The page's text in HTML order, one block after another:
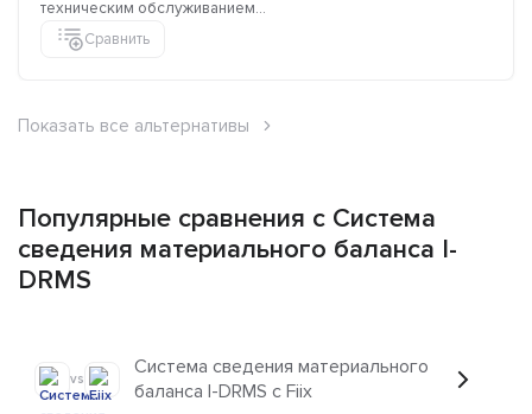
техническим обслуживанием...
Сравнить
Показать все альтернативы
Популярные сравнения с Система
сведения материального баланса I-
DRMS
vs
Система сведения материального
баланса I-DRMS с Fiix